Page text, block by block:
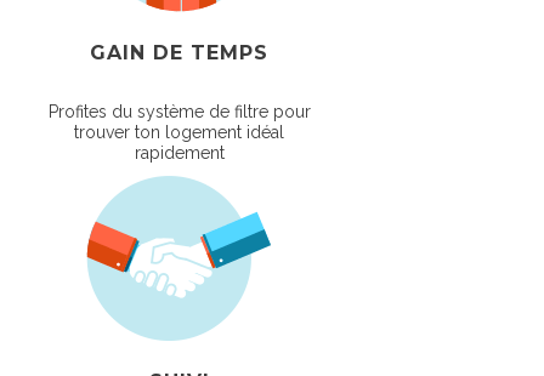
GAIN DE TEMPS
Profites du système de filtre pour
trouver ton logement idéal
rapidement